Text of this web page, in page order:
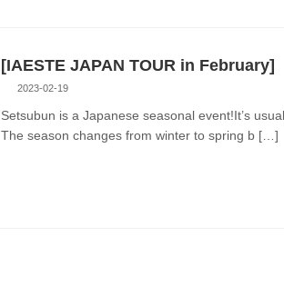
[IAESTE JAPAN TOUR in February]
2023-02-19
Setsubun is a Japanese seasonal event!It’s
The season changes from winter to spring b […]